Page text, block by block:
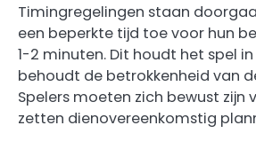
Timingregelingen staan
een beperkte tijd toe voor hun
1-2 minuten. Dit houdt het spel
behoudt de betrokkenheid van
Spelers moeten zich bewust zijn
zetten dienovereenkomstig